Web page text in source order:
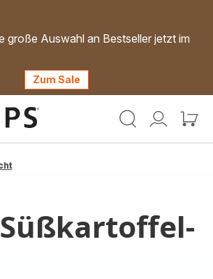
große Auswahl an Bestseller jetzt im
Zum Sale
Mein
Mein